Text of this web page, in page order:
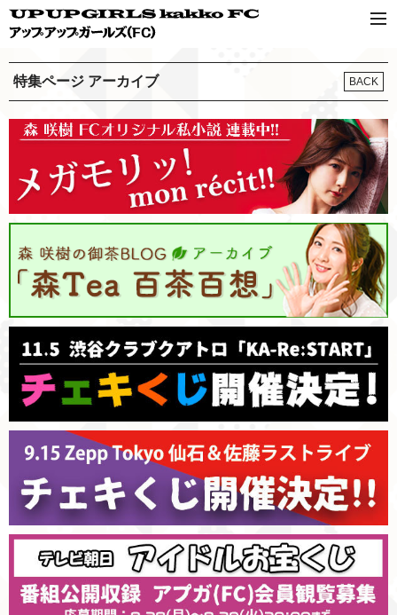
特集ページ アーカイブ BACK